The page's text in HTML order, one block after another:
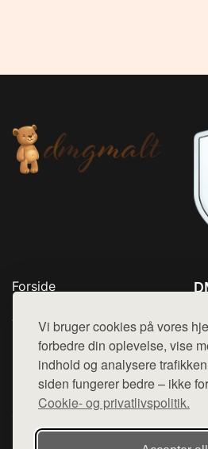
Vi bruger cookies på vores
forbedre din oplevelse, vise
indhold og analysere
siden fungerer bedre – ikke
Cookie- og privatlivspolitik.
Forside
Top Rabatter
Blog
Kontakt